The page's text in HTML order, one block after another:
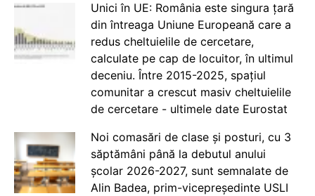
Unici în UE: România este singura țară
din întreaga Uniune Europeană care a
redus cheltuielile de cercetare,
calculate pe cap de locuitor, în ultimul
deceniu. Între 2015-2025, spațiul
comunitar a crescut masiv cheltuielile
de cercetare - ultimele date Eurostat
Noi comasări de clase și posturi, cu 3
săptămâni până la debutul anului
școlar 2026-2027, sunt semnalate de
Alin Badea, prim-vicepreședinte USLI